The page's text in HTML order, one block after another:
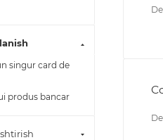
singur card de
produs bancar